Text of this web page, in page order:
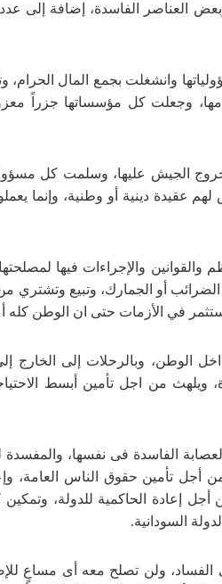
العناصر الفاسدة، إضافة إلى
وانشغلت بجمع المال
وجعلت كل مؤسساتها جزراً
الجيش عليها، وسلمت كل
عقيدة دينية أو وطنية، وإنما
والقوانين والإجراءات فيها
أو الجمارك، وتبيع وتشتري
في الأزمات حتى ان الوطن كله
الوطن، وبالرحلات إلى الخارج
ويلهث من اجل تأمين أبسط
الفاسدة فى نفسها، والمفسدة
أجل تأمين حقوق الناس العامة،
أجل إعادة الحاكمية للدولة،
السودانية.
ولن تصلح معه أى مساعٍ